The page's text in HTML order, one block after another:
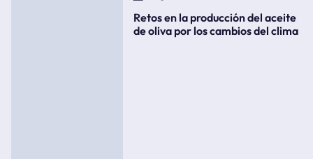
Retos en la producción del aceite
de oliva por los cambios del clima